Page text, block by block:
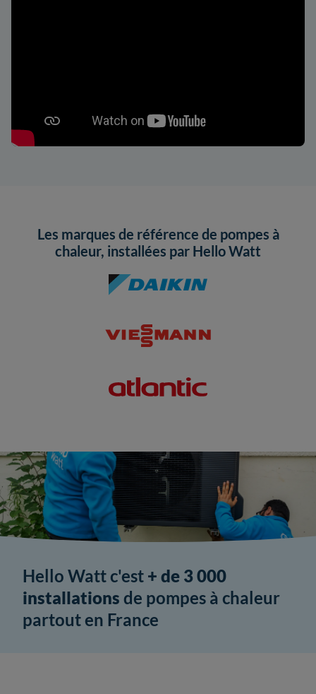
Les marques de référence de pompes à
chaleur, installées par Hello Watt
Hello Watt c'est + de 3 000
installations de pompes à chaleur
partout en France